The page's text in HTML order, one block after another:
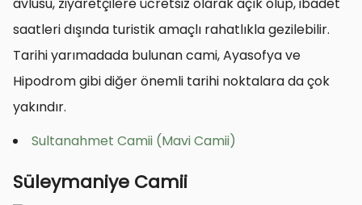
saatleri dışında turistik amaçlı rahatlıkla gezilebilir.
Tarihi yarımadada bulunan cami, Ayasofya ve
Hipodrom gibi diğer önemli tarihi noktalara da çok
yakındır.
Sultanahmet Camii (Mavi Camii)
Süleymaniye Camii